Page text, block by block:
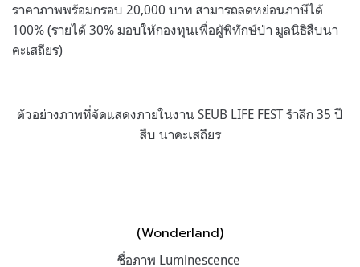
ราคาภาพพร้อมกรอบ 20,000 บาท สามารถลดหย่อนภาษีได้
100% (รายได้ 30% มอบให้กองทุนเพื่อผู้พิทักษ์ป่า มูลนิธิสืบนา
คะเสถียร)
ตัวอย่างภาพที่จัดแสดงภายในงาน SEUB LIFE FEST รำลึก 35 ปี
สืบ นาคะเสถียร
(Wonderland)
ชื่อภาพ Luminescence